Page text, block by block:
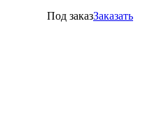
Под заказЗаказать